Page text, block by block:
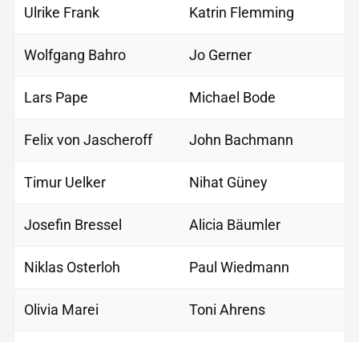
Ulrike Frank Katrin Flemming
Wolfgang Bahro Jo Gerner
Lars Pape Michael Bode
Felix von Jascheroff John Bachmann
Timur Uelker Nihat Güney
Josefin Bressel Alicia Bäumler
Niklas Osterloh Paul Wiedmann
Olivia Marei Toni Ahrens